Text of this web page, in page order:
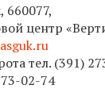
660077,
центр
тел. (391)
02-74